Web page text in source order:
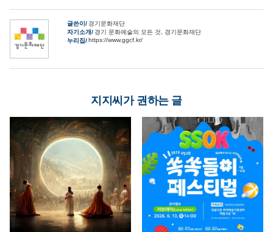
글쓴이
경기문화재단
자기소개
경기 문화예술의 모든 것, 경기문화재단
누리집 https://www.ggcf.kr/
지지씨가 권하는 글